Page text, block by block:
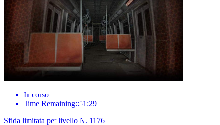
In corso
Time Remaining::51:29
Sfida limitata per livello N. 1176